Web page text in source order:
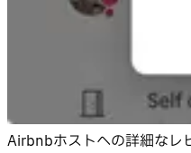
Airbnbホストへの詳細なレ